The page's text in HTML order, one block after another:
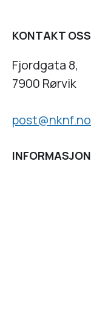
KONTAKT OSS
Fjordgata 8,
7900 Rørvik
post@nknf.no
INFORMASJON